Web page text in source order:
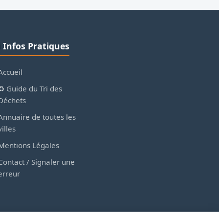
Infos Pratiques
Guide du Tri des
de toutes les
Légales
/ Signaler une